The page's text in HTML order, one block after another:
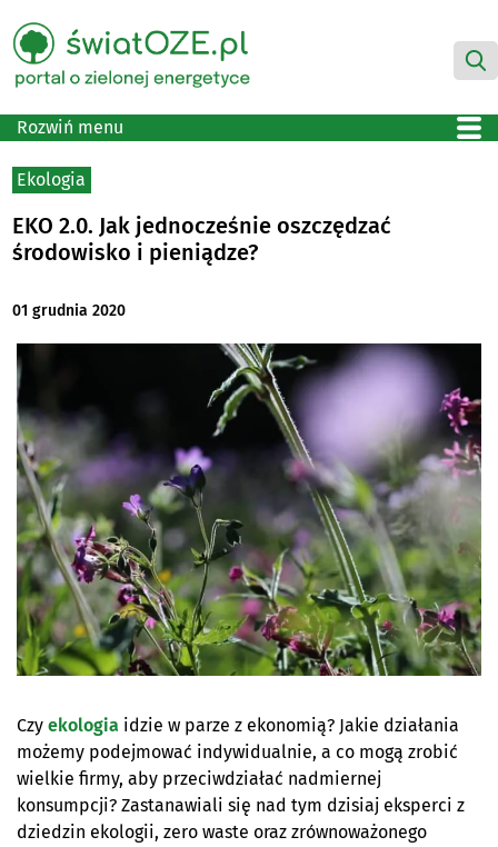
Rozwiń menu
Ekologia
EKO 2.0. Jak jednocześnie oszczędzać
środowisko i pieniądze?
01 grudnia 2020
Czy ekologia idzie w parze z ekonomią? Jakie działania
możemy podejmować indywidualnie, a co mogą zrobić
wielkie firmy, aby przeciwdziałać nadmiernej
konsumpcji? Zastanawiali się nad tym dzisiaj eksperci z
dziedzin ekologii, zero waste oraz zrównoważonego